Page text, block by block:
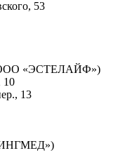
53
(ООО «ЭСТЕЛАЙФ»)
10
13